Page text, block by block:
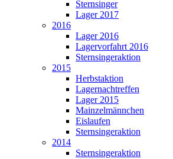
Sternsinger
Lager 2017
2016
Lager 2016
Lagervorfahrt 2016
Sternsingeraktion
2015
Herbstaktion
Lagernachtreffen
Lager 2015
Mainzelmännchen
Eislaufen
Sternsingeraktion
2014
Sternsingeraktion